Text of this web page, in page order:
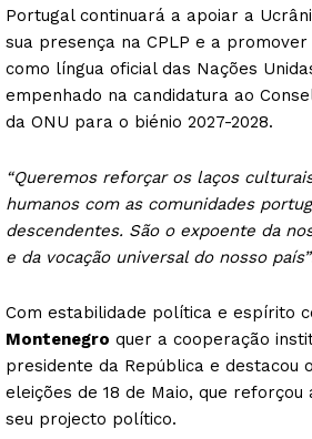
Portugal continuará a apoiar a
sua presença na CPLP e a
como língua oficial das Nações
empenhado na candidatura ao
da ONU para o biénio 2027-2028.
“Queremos reforçar os laços
humanos com as comunidades
descendentes. São o expoente da
e da vocação universal do nosso país”
Com estabilidade política e espírito
Montenegro quer a cooperação
presidente da República e destacou
eleições de 18 de Maio, que reforçou
seu projecto político.